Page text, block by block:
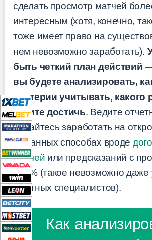
сделать просмотр матчей
интересным (хотя, конечно,
тоже имеет право на
нем невозможно заработать).
быть четкий план действий
вы будете анализировать,
критерии учитывать, какого
хотите достичь. Ведите
пытайтесь заработать на
обманных способах вроде
матчей или предсказаний с
100% (такое невозможно
опытных специалистов).
Как